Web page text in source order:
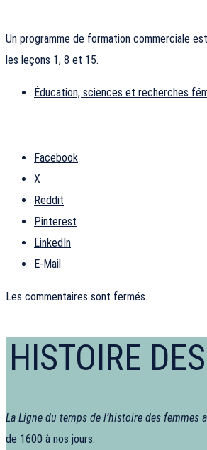
Un programme de formation commerciale
les leçons 1, 8 et 15.
Éducation, sciences et recherches
Facebook
X
Reddit
Pinterest
LinkedIn
E-Mail
Les commentaires sont fermés.
HISTOIRE
La Ligne du temps de l’histoire des femmes
de 1600 à nos jours.